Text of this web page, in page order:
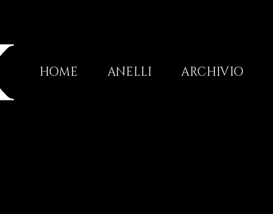
HOME ANELLI ARCHIVIO